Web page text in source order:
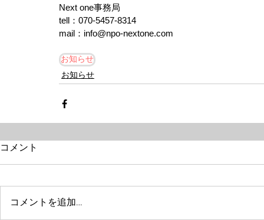
Next one事務局
tell：070-5457-8314
mail：info@npo-nextone.com
お知らせ
お知らせ
コメント
コメントを追加…